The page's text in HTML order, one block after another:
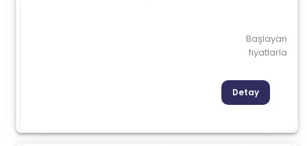
Başlayan
fiyatlarla
Detay